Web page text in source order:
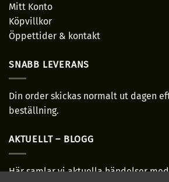
Mitt Konto
Köpvillkor
Öppettider & kontakt
SNABB LEVERANS
Din order skickas normalt ut dagen
beställning.
AKTUELLT – BLOGG
Här samlar vi aktuella händelser